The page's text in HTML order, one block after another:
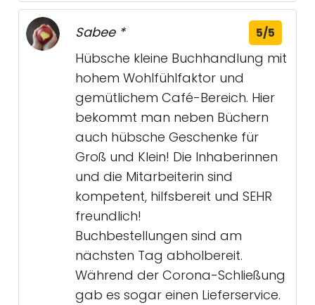
Sabee * 5/5
Hübsche kleine Buchhandlung mit
hohem Wohlfühlfaktor und
gemütlichem Café-Bereich. Hier
bekommt man neben Büchern
auch hübsche Geschenke für
Groß und Klein! Die Inhaberinnen
und die Mitarbeiterin sind
kompetent, hilfsbereit und SEHR
freundlich!
Buchbestellungen sind am
nächsten Tag abholbereit.
Während der Corona-Schließung
gab es sogar einen Lieferservice.